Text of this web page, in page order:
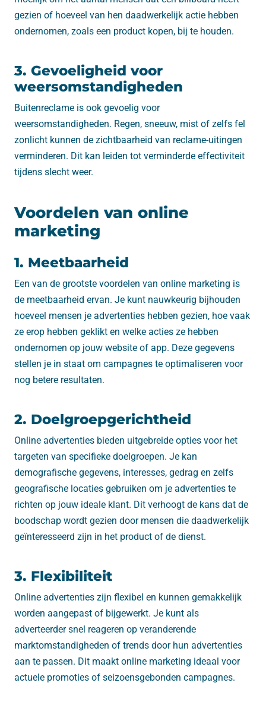
gezien of hoeveel van hen daadwerkelijk actie hebben
ondernomen, zoals een product kopen, bij te houden.
3. Gevoeligheid voor
weersomstandigheden
Buitenreclame is ook gevoelig voor
weersomstandigheden. Regen, sneeuw, mist of zelfs fel
zonlicht kunnen de zichtbaarheid van reclame-uitingen
verminderen. Dit kan leiden tot verminderde effectiviteit
tijdens slecht weer.
Voordelen van online
marketing
1. Meetbaarheid
Een van de grootste voordelen van online marketing is
de meetbaarheid ervan. Je kunt nauwkeurig bijhouden
hoeveel mensen je advertenties hebben gezien, hoe vaak
ze erop hebben geklikt en welke acties ze hebben
ondernomen op jouw website of app. Deze gegevens
stellen je in staat om campagnes te optimaliseren voor
nog betere resultaten.
2. Doelgroepgerichtheid
Online advertenties bieden uitgebreide opties voor het
targeten van specifieke doelgroepen. Je kan
demografische gegevens, interesses, gedrag en zelfs
geografische locaties gebruiken om je advertenties te
richten op jouw ideale klant. Dit verhoogt de kans dat de
boodschap wordt gezien door mensen die daadwerkelijk
geïnteresseerd zijn in het product of de dienst.
3. Flexibiliteit
Online advertenties zijn flexibel en kunnen gemakkelijk
worden aangepast of bijgewerkt. Je kunt als
adverteerder snel reageren op veranderende
marktomstandigheden of trends door hun advertenties
aan te passen. Dit maakt online marketing ideaal voor
actuele promoties of seizoensgebonden campagnes.